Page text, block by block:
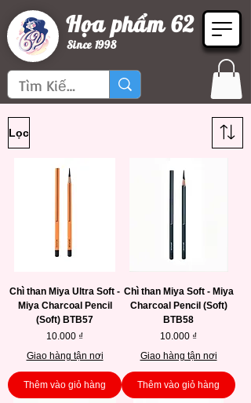
Since 1998
Họa phẩm 62
Lọc
Chì than Miya Ultra Soft -
Miya Charcoal Pencil
(Soft) BTB57
Giá
10.000 ₫
Giao hàng tận nơi
Thêm vào giỏ hàng
Chì than Miya Soft - Miya
Charcoal Pencil (Soft)
BTB58
Giá
10.000 ₫
Giao hàng tận nơi
Thêm vào giỏ hàng